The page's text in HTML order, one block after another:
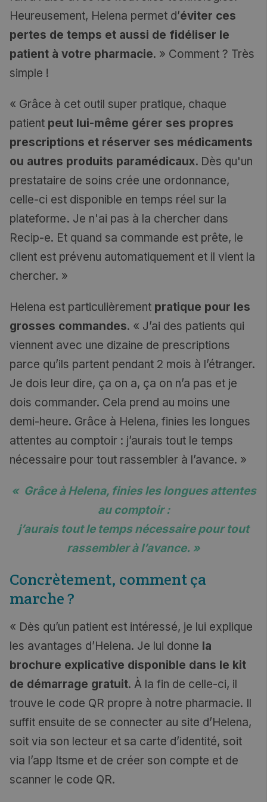
Heureusement, Helena permet d’éviter ces
pertes de temps et aussi de fidéliser le
patient à votre pharmacie. » Comment ? Très
simple !
« Grâce à cet outil super pratique, chaque
patient peut lui-même gérer ses propres
prescriptions et réserver ses médicaments
ou autres produits paramédicaux. Dès qu'un
prestataire de soins crée une ordonnance,
celle-ci est disponible en temps réel sur la
plateforme. Je n'ai pas à la chercher dans
Recip-e. Et quand sa commande est prête, le
client est prévenu automatiquement et il vient la
chercher. »
Helena est particulièrement pratique pour les
grosses commandes. « J’ai des patients qui
viennent avec une dizaine de prescriptions
parce qu’ils partent pendant 2 mois à l’étranger.
Je dois leur dire, ça on a, ça on n’a pas et je
dois commander. Cela prend au moins une
demi-heure. Grâce à Helena, finies les longues
attentes au comptoir : j’aurais tout le temps
nécessaire pour tout rassembler à l’avance. »
« Grâce à Helena, finies les longues attentes
au comptoir :
j’aurais tout le temps nécessaire pour tout
rassembler à l’avance. »
Concrètement, comment ça
marche ?
« Dès qu’un patient est intéressé, je lui explique
les avantages d’Helena. Je lui donne la
brochure explicative disponible dans le kit
de démarrage gratuit. À la fin de celle-ci, il
trouve le code QR propre à notre pharmacie. Il
suffit ensuite de se connecter au site d’Helena,
soit via son lecteur et sa carte d’identité, soit
via l’app Itsme et de créer son compte et de
scanner le code QR.